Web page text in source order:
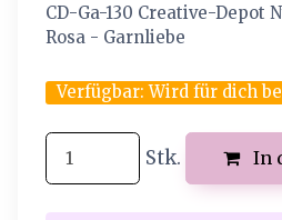
CD-Ga-130 Creative-Depot
Rosa - Garnliebe
Verfügbar:Wird für dich
Stk. In